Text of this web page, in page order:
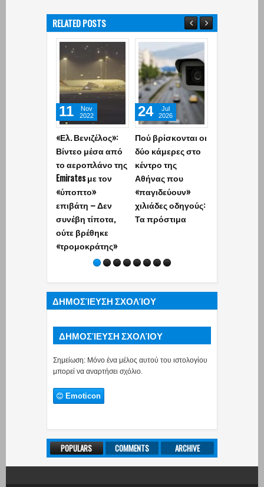
RELATED POSTS
«Ελ. Βενιζέλος»:
Βίντεο μέσα από
το αεροπλάνο της
Emirates με τον
«ύποπτο»
επιβάτη – Δεν
συνέβη τίποτα,
ούτε βρέθηκε
«τρομοκράτης»
11
Nov
2022
Πού βρίσκονται οι
δύο κάμερες στο
κέντρο της
Αθήνας που
«παγιδεύουν»
χιλιάδες οδηγούς:
Τα πρόστιμα
24
Jul
2026
ΔΗΜΟΣΊΕΥΣΗ ΣΧΟΛΊΟΥ
ΔΗΜΟΣΊΕΥΣΗ ΣΧΟΛΊΟΥ
Σημείωση: Μόνο ένα μέλος αυτού του ιστολογίου
μπορεί να αναρτήσει σχόλιο.
Emoticon
POPULARS COMMENTS ARCHIVE